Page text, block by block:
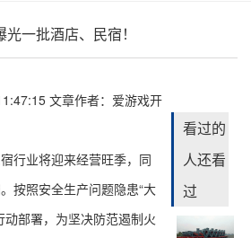
光一批酒店、民宿！
文章作者： 爱游戏开
业将迎来经营旺季，同
按照安全生产问题隐患“大
部署，为坚决防范遏制火
看过的
人还看
过